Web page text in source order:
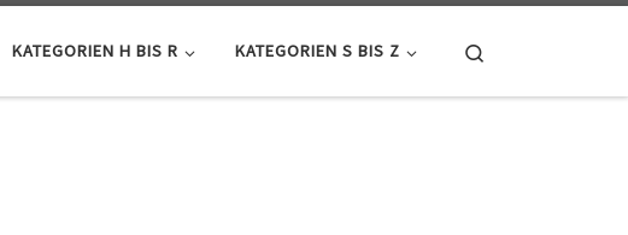
KATEGORIEN H BIS R KATEGORIEN S BIS Z